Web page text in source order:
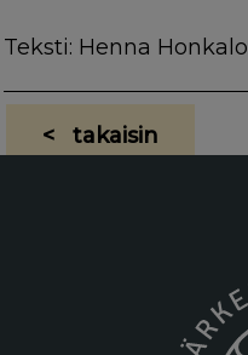
Teksti: Henna Honkalo
< takaisin